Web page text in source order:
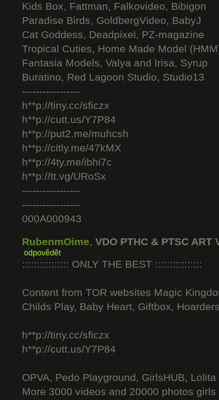
Kids Box, Fattman, Falkovideo, Bibigon
Paradise Birds, GoldbergVideo, BabyJ
Cat Goddess, Deadpixel, PZ-magazine
Tropical Cuties, Home Made Model
Fantasia Models, Valya and Irisa, Syrup
Buratino, Red Lagoon Studio, Studio13
-----------------
h**p://tiny.cc/sficzx
h**p://cutt.us/Y7P84
h**p://put2.me/muhcsh
h**p://citly.me/47kMX
h**p://4ty.me/ibhi7c
h**p://tt.vg/URoSx
-----------------
-----------------
000A000943
RubenmOime, VDO PTHC & PTSC ART
odpovědět
:::::::::::::::: ONLY THE BEST ::::::::::::::::
Content from TOR websites Magic
Childs Play, Baby Heart, Giftbox,
h**p://tiny.cc/sficzx
h**p://cutt.us/Y7P84
OPVA, Pedo Playground, GirlsHUB, Lolita
More 3000 videos and 20000 photos